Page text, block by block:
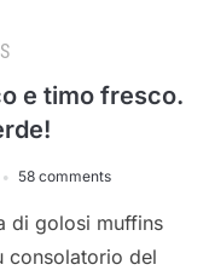
e timo fresco.
58 comments
di golosi muffins
consolatorio del